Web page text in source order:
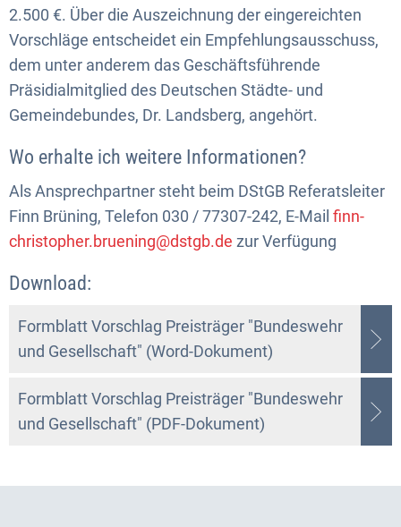
2.500 €. Über die Auszeichnung der eingereichten
Vorschläge entscheidet ein Empfehlungsausschuss,
dem unter anderem das Geschäftsführende
Präsidialmitglied des Deutschen Städte- und
Gemeindebundes, Dr. Landsberg, angehört.
Wo erhalte ich weitere Informationen?
Als Ansprechpartner steht beim DStGB Referatsleiter
Finn Brüning, Telefon 030 / 77307-242, E-Mail finn-
christopher.bruening@dstgb.de zur Verfügung
Download:
Formblatt Vorschlag Preisträger "Bundeswehr
und Gesellschaft" (Word-Dokument)
Formblatt Vorschlag Preisträger "Bundeswehr
und Gesellschaft" (PDF-Dokument)